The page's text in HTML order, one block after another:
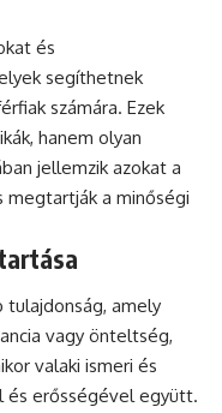
és
segíthetnek
számára. Ezek
hanem olyan
jellemzik azokat a
megtartják a minőségi
amely
vagy önteltség,
valaki ismeri és
és erősségével együtt.